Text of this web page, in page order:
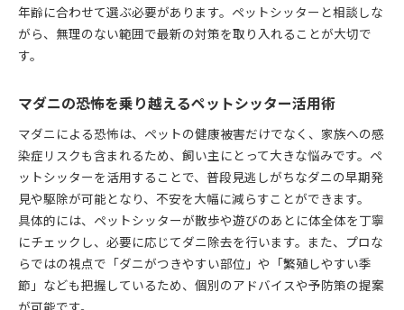
年齢に合わせて選ぶ必要があります。ペットシッターと相談しな
がら、無理のない範囲で最新の対策を取り入れることが大切で
す。
マダニの恐怖を乗り越えるペットシッター活用術
マダニによる恐怖は、ペットの健康被害だけでなく、家族への感
染症リスクも含まれるため、飼い主にとって大きな悩みです。ペ
ットシッターを活用することで、普段見逃しがちなダニの早期発
見や駆除が可能となり、不安を大幅に減らすことができます。
具体的には、ペットシッターが散歩や遊びのあとに体全体を丁寧
にチェックし、必要に応じてダニ除去を行います。また、プロな
らではの視点で「ダニがつきやすい部位」や「繁殖しやすい季
節」なども把握しているため、個別のアドバイスや予防策の提案
が可能です。